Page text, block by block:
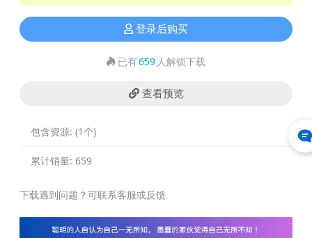
登录后购买
已有659 人解锁下载
查看预览
包含资源: (1个)
累计销量: 659
下载遇到问题？可联系客服或反馈